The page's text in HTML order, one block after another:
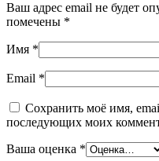
Ваш адрес email не будет
помечены *
Имя *
Email *
Сохранить моё имя,
последующих моих
Ваша оценка *